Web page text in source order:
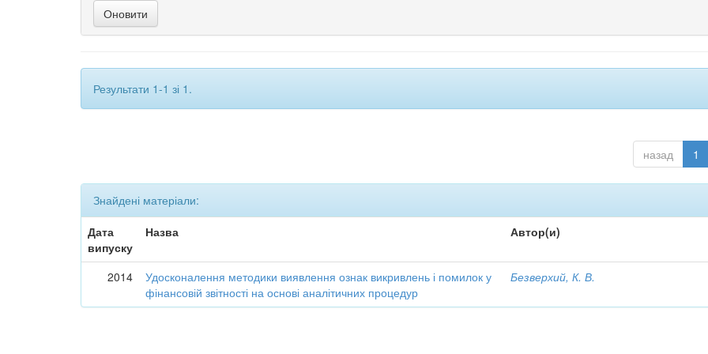
Результати 1-1 зі 1.
назад 1
Знайдені матеріали:
Дата
випуску
Назва Автор(и)
2014
Удосконалення методики виявлення ознак викривлень і помилок у
фінансовій звітності на основі аналітичних процедур
Безверхий, К. В.